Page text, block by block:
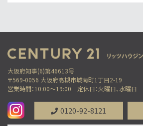
車 バス
4
施工：真柄建設(株)
第8位
大阪府知事(6)第46613号
〒569-0056 大阪府高槻市城南町1丁目2-19
営業時間：10:00～19:00
定休日：火曜日、水曜日
0120-92-8121